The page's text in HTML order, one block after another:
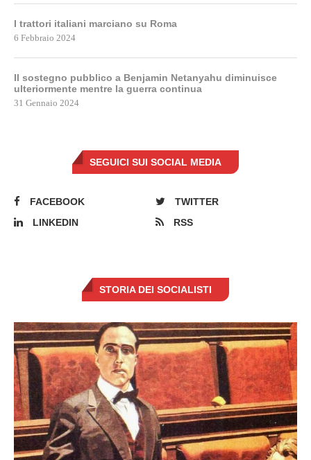
I trattori italiani marciano su Roma
6 Febbraio 2024
Il sostegno pubblico a Benjamin Netanyahu diminuisce
ulteriormente mentre la guerra continua
31 Gennaio 2024
SEGUICI SUI SOCIAL MEDIA
FACEBOOK
TWITTER
LINKEDIN
RSS
STORIA DEI SOCIALISTI